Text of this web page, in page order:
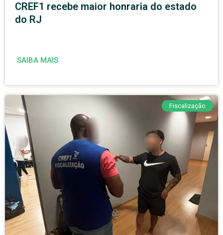
CREF1 recebe maior honraria do estado
do RJ
SAIBA MAIS
Fiscalização